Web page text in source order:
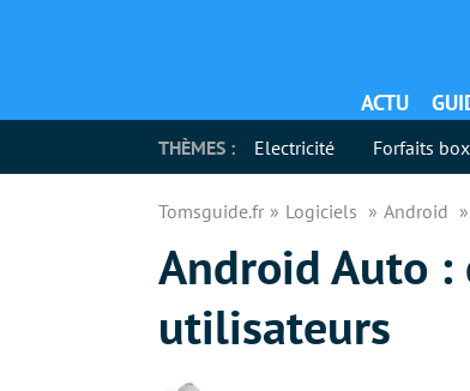
ACTU
THÈMES : Electricité Forfaits box
Tomsguide.fr Logiciels Android
Android Auto :
utilisateurs